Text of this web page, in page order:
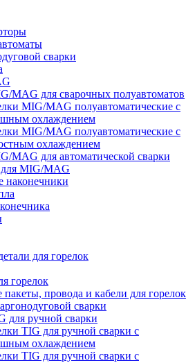
сварки
MAG для сварочных полуавтоматов
MIG/MAG полуавтоматические с
охлаждением
MIG/MAG полуавтоматические с
охлаждением
MAG для автоматической сварки
для MIG/MAG
наконечники
для горелок
горелок
провода и кабели для горелок
сварки
для ручной сварки
TIG для ручной сварки с
охлаждением
TIG для ручной сварки с